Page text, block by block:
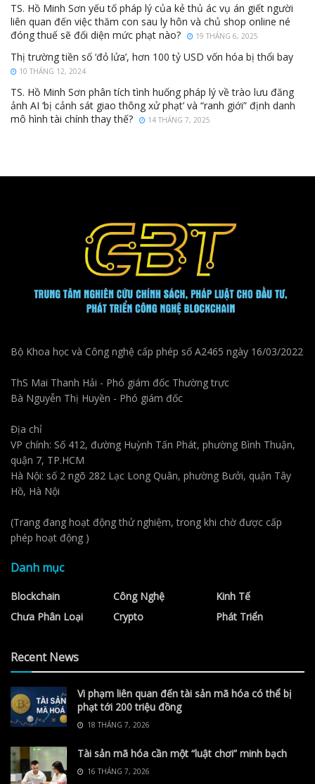
TS. Hồ Minh Sơn yếu tố pháp lý của kẻ thủ ác vụ án giết người
liên quan đến việc thăm con sau ly hôn và chủ shop online né
đóng thuế sẽ đối diện mức phạt nào?
19 THÁNG 6, 2025
Thị trường tiền số ‘đỏ lửa’, hơn 100 tỷ USD vốn hóa bị thổi bay
10 THÁNG 12, 2024
TS. Hồ Minh Sơn phân tích tình huống pháp lý về trào lưu đăng
ảnh AI ‘bị cảnh sát giao thông xử phạt’ và “ranh giới” định danh
mô hình tài chính thay thế?
14 THÁNG 7, 2025
Bộ Khoa học và Công nghệ cấp phép số A2465 ngày 16/03/2022
ThS Mai Thanh Hải - Phó giám đốc Thường trực
Bà Nguyễn Thị Huyền - Phó giám đốc
Địa chỉ
VP chính: Số 412, đường Huỳnh Tấn Phát, phường Bình Thuận,
quận 7, TP.HCM
Hà Nội: số 2 ngõ 282 Lạc Long Quân, phường Bưởi, quận Tây
Hồ, Hà Nội
(Trang đang hoạt động thử nghiệm, trong khi chờ được cấp
phép hoạt động )
Danh mục
Blockchain
Chưa Phân Loại
Công Nghệ
Crypto
Kinh Tế
Phát Triển
Recent News
Vi phạm liên quan đến tài sản mã hóa có thể bị
phạt tới 200 triệu đồng
18 THÁNG 7, 2026
Tài sản mã hóa cần một “luật chơi” minh bạch
16 THÁNG 7, 2026